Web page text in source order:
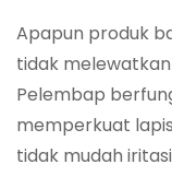
Apapun produk
tidak
Pelembap
memperkuat
tidak mudah